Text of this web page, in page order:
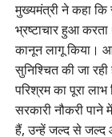
मुख्यमंत्री ने कहा कि
भ्रष्टाचार हुआ
कानून लागू किया।
सुनिश्चित की जा
परिश्रम का पूरा
सरकारी नौकरी
हैं, उन्हें जल्द से जल्द